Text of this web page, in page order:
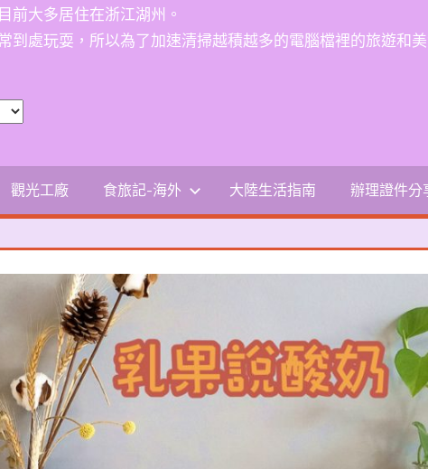
大多居住在浙江湖州。
處玩耍，所以為了加速清掃越積越多的電腦檔裡的旅遊和
觀光工廠 食旅記-海外 大陸生活指南 辦理證件分